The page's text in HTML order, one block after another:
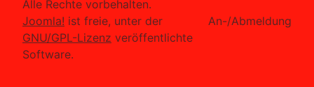
Alle Rechte vorbehalten.
Joomla! ist freie, unter der
GNU/GPL-Lizenz veröffentlichte
Software.
An-/Abmeldung